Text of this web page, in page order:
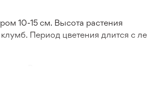
10-15 см. Высота растения
Период цветения длится с
на солнечных участках в мягком